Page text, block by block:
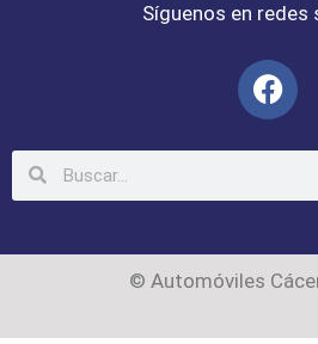
Síguenos en redes
© Automóviles